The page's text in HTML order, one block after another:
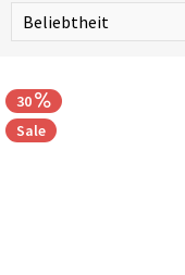
30
Sale